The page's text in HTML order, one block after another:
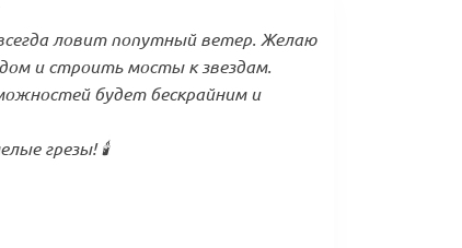
ловит попутный ветер. Желаю
и строить мосты к звездам.
будет бескрайним и
грезы! 🕯️